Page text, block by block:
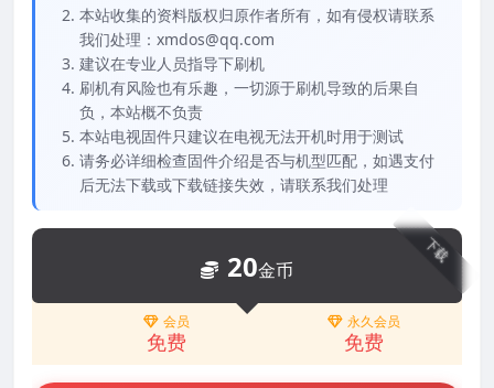
本站收集的资料版权归原作者所有，如有侵权请联系
我们处理：xmdos@qq.com
建议在专业人员指导下刷机
刷机有风险也有乐趣，一切源于刷机导致的后果自
负，本站概不负责
本站电视固件只建议在电视无法开机时用于测试
请务必详细检查固件介绍是否与机型匹配，如遇支付
后无法下载或下载链接失效，请联系我们处理
下载
20金币
会员
免费
永久会员
免费